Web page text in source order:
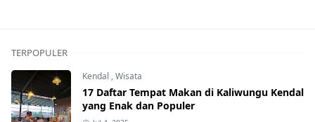
TERPOPULER
Kendal ,Wisata
17 Daftar Tempat Makan di Kaliwungu Kendal
yang Enak dan Populer